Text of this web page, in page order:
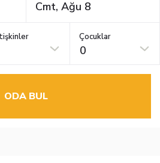
Çocuklar
0
ODA BUL